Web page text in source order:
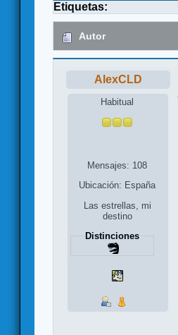
Etiquetas:
Autor
AlexCLD
Habitual
Mensajes: 108
Ubicación: España
Las estrellas, mi
destino
Distinciones